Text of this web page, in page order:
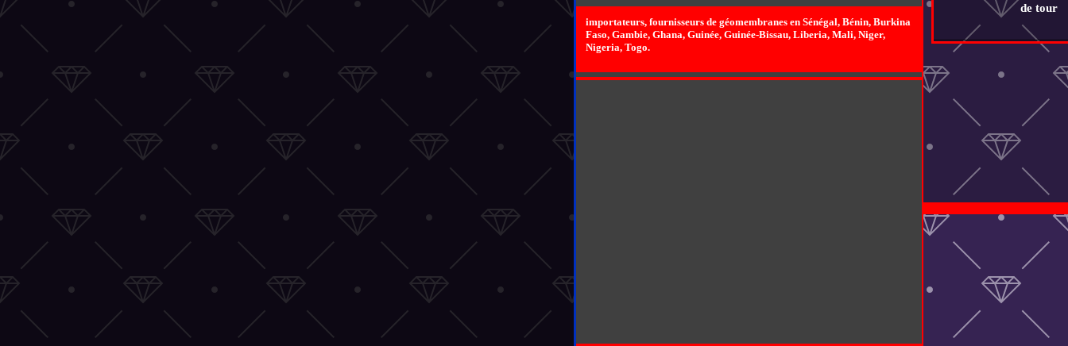
de tour
importateurs, fournisseurs de géomembranes en Sénégal, Bénin, Burkina
Faso, Gambie, Ghana, Guinée, Guinée-Bissau, Liberia, Mali, Niger,
Nigeria, Togo.